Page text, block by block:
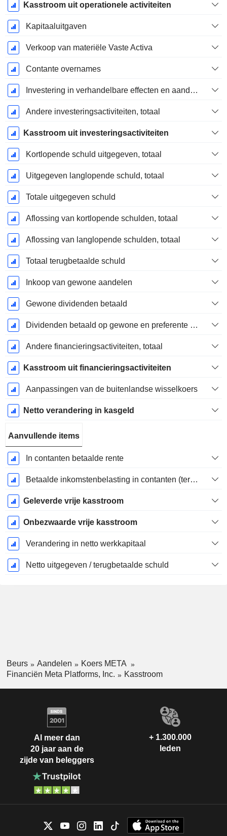
Kasstroom uit operationele activiteiten
Kapitaaluitgaven
Verkoop van materiële Vaste Activa
Contante overnames
Investering in verhandelbare effecten en aandelen, totaal
Andere investeringsactiviteiten, totaal
Kasstroom uit investeringsactiviteiten
Kortlopende schuld uitgegeven, totaal
Uitgegeven langlopende schuld, totaal
Totale uitgegeven schuld
Aflossing van kortlopende schulden, totaal
Aflossing van langlopende schulden, totaal
Totaal terugbetaalde schuld
Inkoop van gewone aandelen
Gewone dividenden betaald
Dividenden betaald op gewone en preferente aandelen
Andere financieringsactiviteiten, totaal
Kasstroom uit financieringsactiviteiten
Aanpassingen van de buitenlandse wisselkoers
Netto verandering in kasgeld
Aanvullende items
In contanten betaalde rente
Betaalde inkomstenbelasting in contanten (teruggave)
Geleverde vrije kasstroom
Onbezwaarde vrije kasstroom
Verandering in netto werkkapitaal
Netto uitgegeven / terugbetaalde schuld
Beurs Aandelen
Koers META
Financiën Meta Platforms, Inc.
Kasstroom
Al meer dan
20 jaar aan de
zijde van beleggers
+ 1.300.000
leden